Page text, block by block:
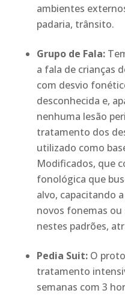
ambientes
padaria, trânsito.
Grupo de Fala:
a fala de crianças
com desvio
desconhecida e,
nenhuma lesão
tratamento dos
utilizado como
Modificados, que
fonológica que
alvo, capacitando
novos fonemas
nestes padrões,
Pedia Suit: O
tratamento
semanas com 3